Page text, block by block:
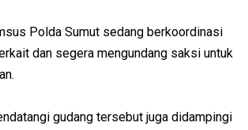
Polda Sumut sedang berkoordinasi
dan segera mengundang saksi untuk
gudang tersebut juga didampingi